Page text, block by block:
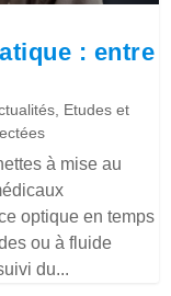
: entre
, Etudes et
à mise au
optique en temps
ou à fluide
du...